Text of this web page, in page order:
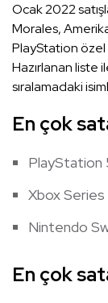
Ocak 2022
Morales,
PlayStation özel
Hazırlanan liste
sıralamadaki
En çok
PlayStation
Xbox Series
Nintendo
En çok